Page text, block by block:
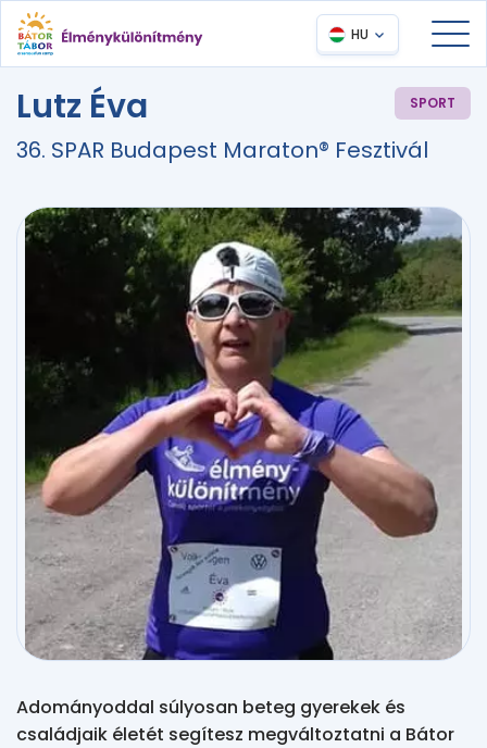
HU
Lutz Éva SPORT
36. SPAR Budapest Maraton® Fesztivál
Adományoddal súlyosan beteg gyerekek és
családjaik életét segítesz megváltoztatni a Bátor